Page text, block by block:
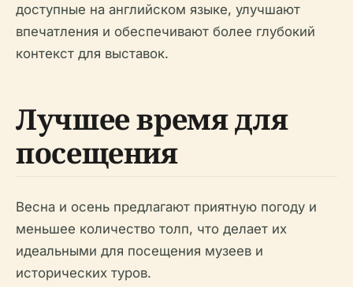
доступные на английском языке, улучшают
впечатления и обеспечивают более глубокий
контекст для выставок.
Лучшее время для
посещения
Весна и осень предлагают приятную погоду и
меньшее количество толп, что делает их
идеальными для посещения музеев и
исторических туров.